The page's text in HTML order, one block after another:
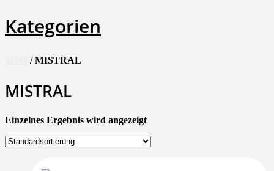
Kategorien
/ MISTRAL
MISTRAL
Einzelnes Ergebnis wird angezeigt